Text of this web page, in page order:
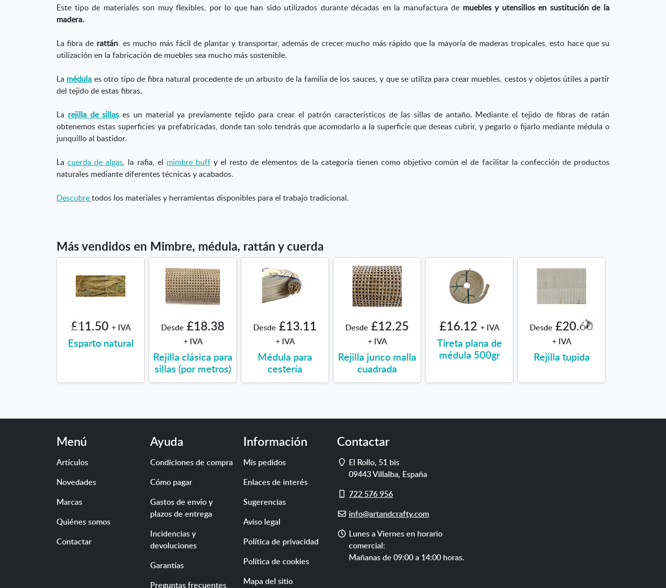
Este tipo de materiales son muy flexibles, por lo que han sido utilizados durante décadas en la manufactura de muebles y utensilios en sustitución de la
madera.
La fibra de rattánes mucho más fácil de plantar y transportar, además de crecer mucho más rápido que la mayoría de maderas tropicales, esto hace que su
utilización en la fabricación de muebles sea mucho más sostenible.
La médula es otro tipo de fibra natural procedente de un arbusto de la familia de los sauces, y que se utiliza para crear muebles, cestos y objetos útiles a partir
del tejido de estas fibras.
La rejilla de sillases un material ya previamente tejido para crear el patrón característicos de las sillas de antaño. Mediante el tejido de fibras de ratán
obtenemos estas superficies ya prefabricadas, donde tan solo tendrás que acomodarlo a la superficie que deseas cubrir, y pegarlo o fijarlo mediante médula o
junquillo al bastidor.
Lacuerda de algas, la rafia, el mimbre buffy el resto de elementos de la categoría tienen como objetivo común el de facilitar la confección de productos
naturales mediante diferentes técnicas y acabados.
Descubretodos los materiales y herramientas disponibles para el trabajo tradicional.
Más vendidos en Mimbre, médula, rattán y cuerda
£11.50 + IVA
Esparto natural
Desde £18.38
+ IVA
Rejilla clásica para
sillas (por metros)
Desde £13.11
+ IVA
Médula para
cestería
Desde £12.25
+ IVA
Rejilla junco malla
cuadrada
£16.12 + IVA
Tireta plana de
médula 500gr
Desde £20.60
+ IVA
Rejilla tupida
Menú
Artículos
Novedades
Marcas
Quiénes somos
Contactar
Ayuda
Condiciones de compra
Cómo pagar
Gastos de envío y
plazos de entrega
Incidencias y
devoluciones
Garantías
Preguntas frecuentes
Información
Mis pedidos
Enlaces de interés
Sugerencias
Aviso legal
Política de privacidad
Política de cookies
Mapa del sitio
Contactar
Dirección
El Rollo, 51 bis
09443Villalba, España
Móvil
722 576 956
E-
info@artandcrafty.com
Horario
de
atención
Lunes a Viernes en horario
comercial:
Mañanas de 09:00 a 14:00 horas.